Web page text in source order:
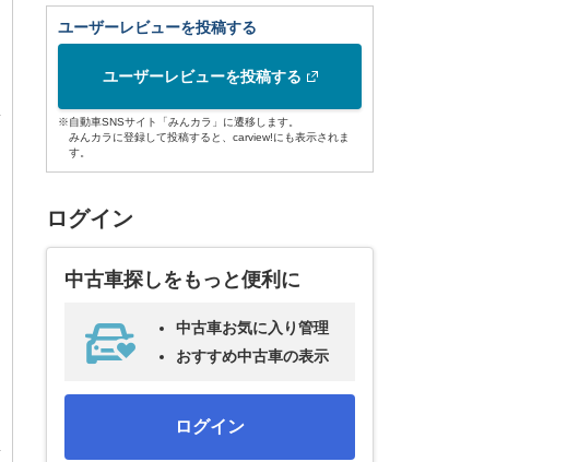
ユーザーレビューを投稿する
ユーザーレビューを投稿する
※自動車SNSサイト「みんカラ」に遷移します。
みんカラに登録して投稿すると、carview!にも表示されま
す。
ログイン
中古車探しをもっと便利に
中古車お気に入り管理
おすすめ中古車の表示
ログイン